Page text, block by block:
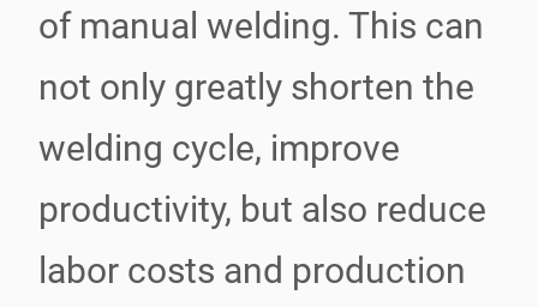
of manual welding. This can
not only greatly shorten the
welding cycle, improve
productivity, but also reduce
labor costs and production